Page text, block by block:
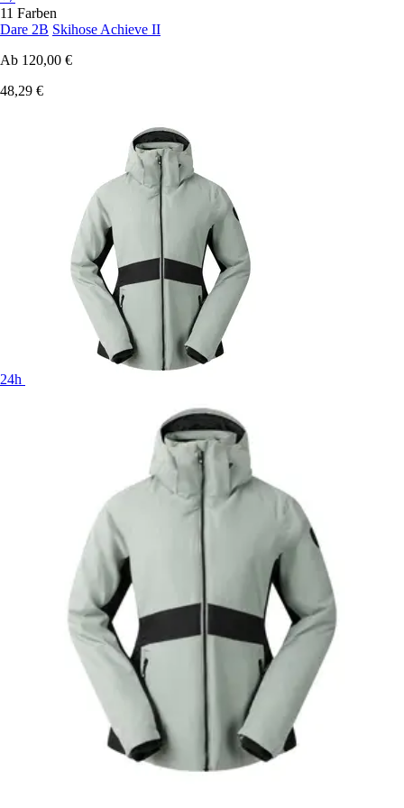
11 Farben
Dare 2B Skihose Achieve II
Ab 120,00 €
48,29 €
24h